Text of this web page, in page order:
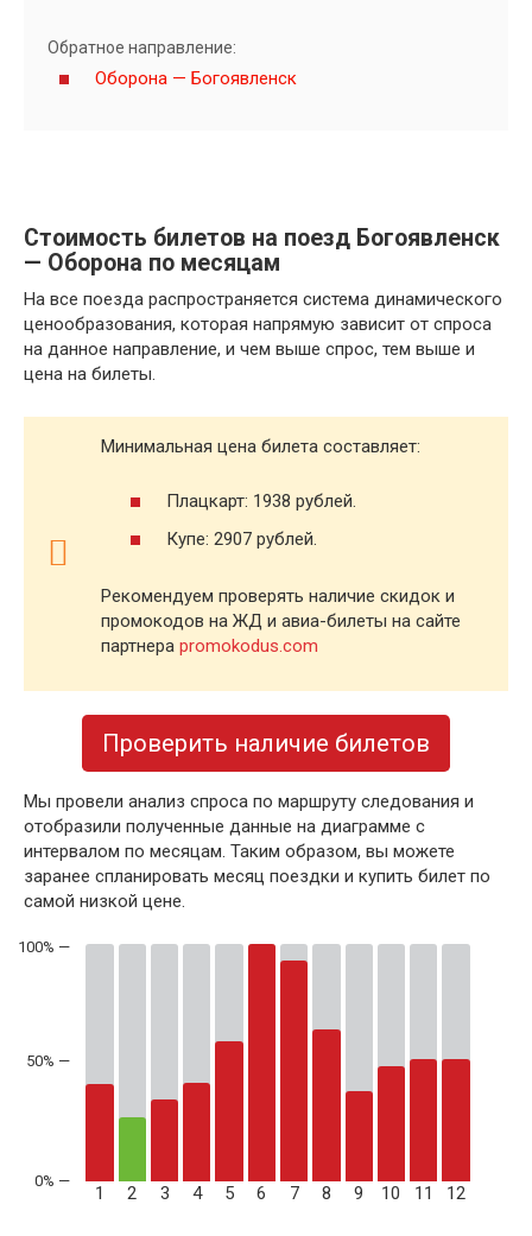
Обратное направление:
Оборона — Богоявленск
Стоимость билетов на поезд Богоявленск
— Оборона по месяцам
На все поезда распространяется система динамического
ценообразования, которая напрямую зависит от спроса
на данное направление, и чем выше спрос, тем выше и
цена на билеты.
Минимальная цена билета составляет:
Плацкарт: 1938 рублей.
Купе: 2907 рублей.
Рекомендуем проверять наличие скидок и
промокодов на ЖД и авиа-билеты на сайте
партнера promokodus.com
Проверить наличие билетов
Мы провели анализ спроса по маршруту следования и
отобразили полученные данные на диаграмме с
интервалом по месяцам. Таким образом, вы можете
заранее спланировать месяц поездки и купить билет по
самой низкой цене.
50% —
1 2 3 4 5 6 7 8 9 10 11 12